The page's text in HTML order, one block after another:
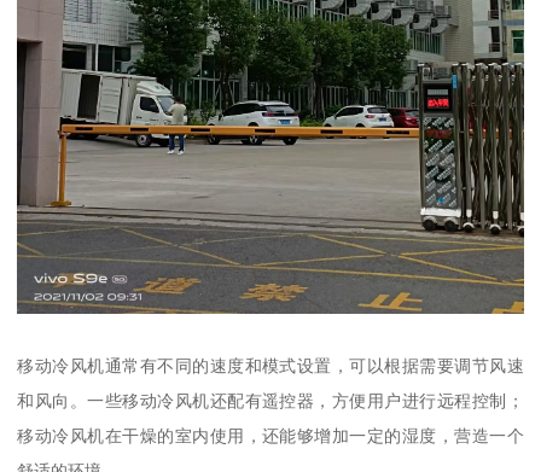
移动冷风机通常有不同的速度和模式设置，可以根据需要调节风速
和风向。一些移动冷风机还配有遥控器，方便用户进行远程控制；
移动冷风机在干燥的室内使用，还能够增加一定的湿度，营造一个